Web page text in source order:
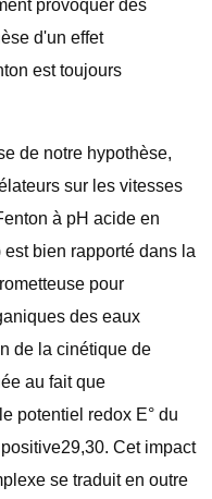
provoquer des
d'un effet
est toujours
de notre hypothèse,
sur les vitesses
à pH acide en
bien rapporté dans la
pour
des eaux
de la cinétique de
au fait que
potentiel redox E° du
Cet impact
se traduit en outre